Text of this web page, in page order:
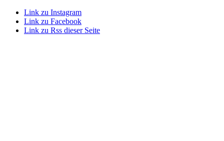
Link zu Instagram
Link zu Facebook
Link zu Rss dieser Seite